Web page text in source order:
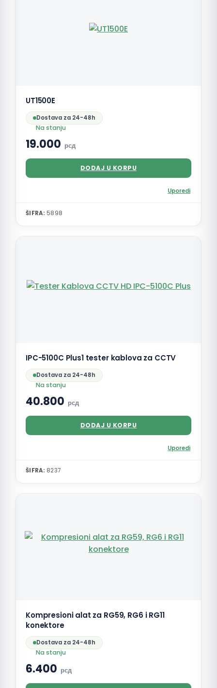
UT1500E
Dostava za 24-48h
Na stanju
19.000 рсд
DODAJ U KORPU
Uporedi
ŠIFRA: 5898
IPC-5100C Plus1 tester kablova za CCTV
Dostava za 24-48h
Na stanju
40.800 рсд
DODAJ U KORPU
Uporedi
ŠIFRA: 8237
Kompresioni alat za RG59, RG6 i RG11
konektore
Dostava za 24-48h
Na stanju
6.400 рсд